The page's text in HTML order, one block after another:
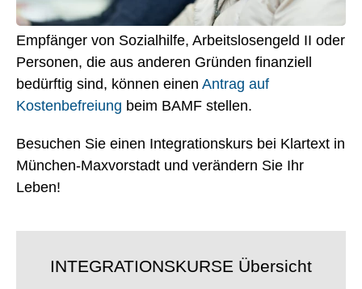
Empfänger von Sozialhilfe, Arbeitslosengeld II oder
Personen, die aus anderen Gründen finanziell
bedürftig sind, können einen Antrag auf
Kostenbefreiung beim BAMF stellen.
Besuchen Sie einen Integrationskurs bei Klartext in
München-Maxvorstadt und verändern Sie Ihr
Leben!
INTEGRATIONSKURSE Übersicht